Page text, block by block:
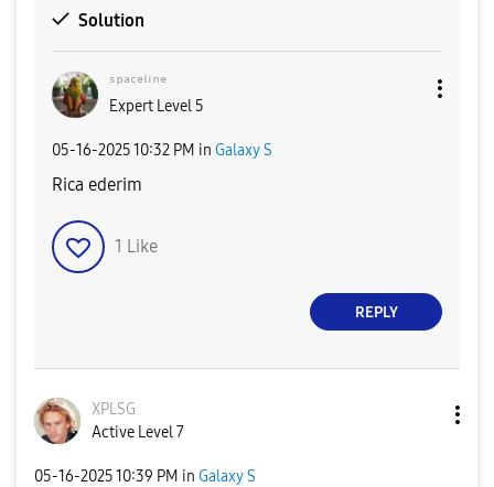
Solution
ˢᵖᵃᶜᵉˡⁱⁿᵉ
Expert Level 5
‎05-16-202510:32 PM in Galaxy S
Rica ederim
1 Like
REPLY
XPLSG
Active Level 7
‎05-16-202510:39 PM in Galaxy S